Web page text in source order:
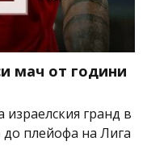
мач от години
гранд в
плейофа на Лига